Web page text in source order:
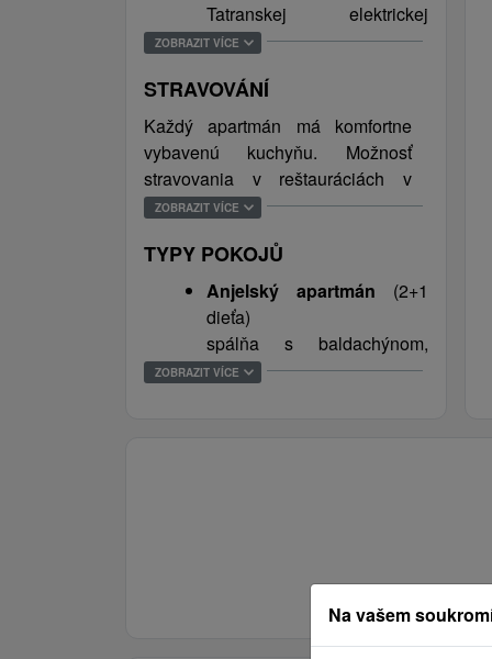
aktívnych i pasívnych
návštevníkov Tatier.
Lomnica len 6 km. Štrbské Pleso
je vzdialené od ubytovania 20 km.
Tatranskej elektrickej
železnice (TEŽ) je
ubytovania.
ZOBRAZIT VÍCE
STRAVOVÁNÍ
Každý apartmán má komfortne
vybavenú kuchyňu. Možnosť
stravovania v reštauráciách v
blízkom okolí ubytovania.
ZOBRAZIT VÍCE
TYPY POKOJŮ
Anjelský apartmán (2+1
dieťa)
spálňa s baldachýnom,
obývacia miestnosť s krbom,
tri spálne, romantická,
ZOBRAZIT VÍCE
Na vašem